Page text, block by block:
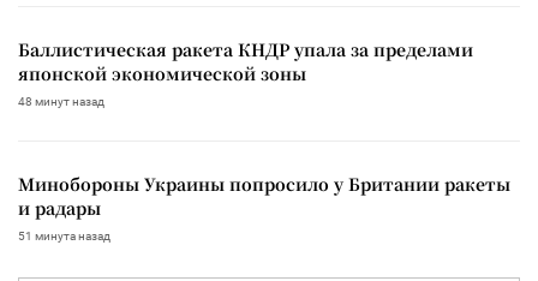
Баллистическая ракета КНДР упала за пределами
японской экономической зоны
48 минут назад
Минобороны Украины попросило у Британии ракеты
и радары
51 минута назад